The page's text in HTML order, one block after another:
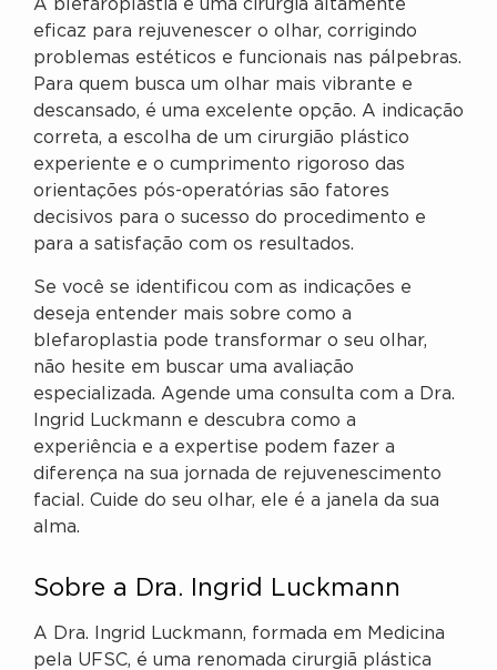
A blefaroplastia é uma cirurgia altamente
eficaz para rejuvenescer o olhar, corrigindo
problemas estéticos e funcionais nas pálpebras.
Para quem busca um olhar mais vibrante e
descansado, é uma excelente opção. A indicação
correta, a escolha de um cirurgião plástico
experiente e o cumprimento rigoroso das
orientações pós-operatórias são fatores
decisivos para o sucesso do procedimento e
para a satisfação com os resultados.
Se você se identificou com as indicações e
deseja entender mais sobre como a
blefaroplastia pode transformar o seu olhar,
não hesite em buscar uma avaliação
especializada. Agende uma consulta com a Dra.
Ingrid Luckmann e descubra como a
experiência e a expertise podem fazer a
diferença na sua jornada de rejuvenescimento
facial. Cuide do seu olhar, ele é a janela da sua
alma.
Sobre a Dra. Ingrid Luckmann
A Dra. Ingrid Luckmann, formada em Medicina
pela UFSC, é uma renomada cirurgiã plástica